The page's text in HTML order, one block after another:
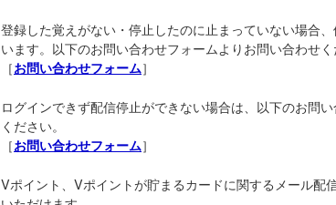
登録した覚えがない・停止したのに止まっていない場合
います。以下のお問い合わせフォームよりお問い合わせく
［お問い合わせフォーム］
ログインできず配信停止ができない場合は、以下のお問
ください。
［お問い合わせフォーム］
Vポイント、Vポイントが貯まるカードに関するメール配